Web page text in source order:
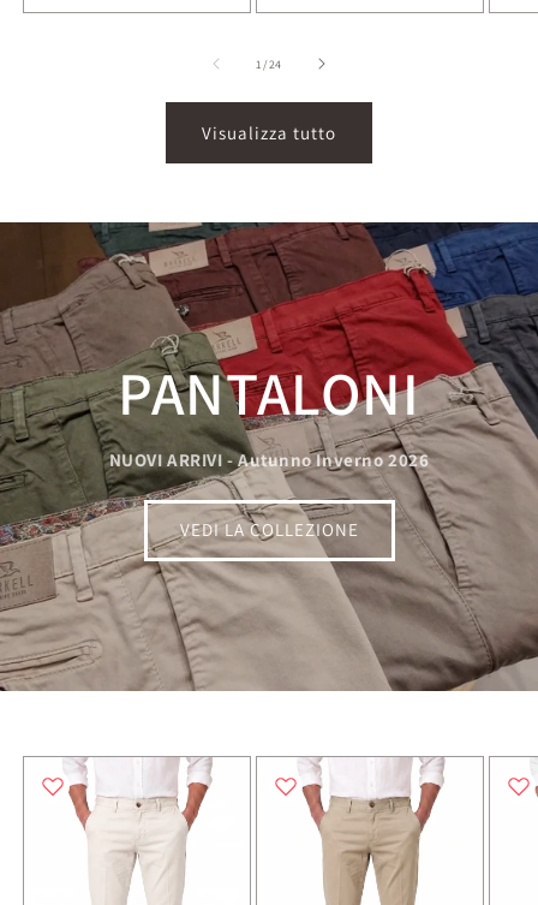
1 /su
24
Visualizza tutto
PANTALONI
NUOVI ARRIVI - Autunno Inverno 2026
VEDI LA COLLEZIONE